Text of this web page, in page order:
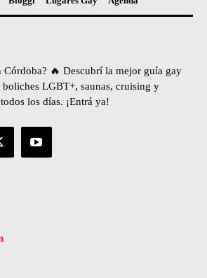
Córdoba? 🔥 Descubrí la mejor guía gay
boliches LGBT+, saunas, cruising y
los días. ¡Entrá ya!